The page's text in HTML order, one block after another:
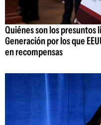
Quiénes son los presuntos
Generación por los que
en recompensas